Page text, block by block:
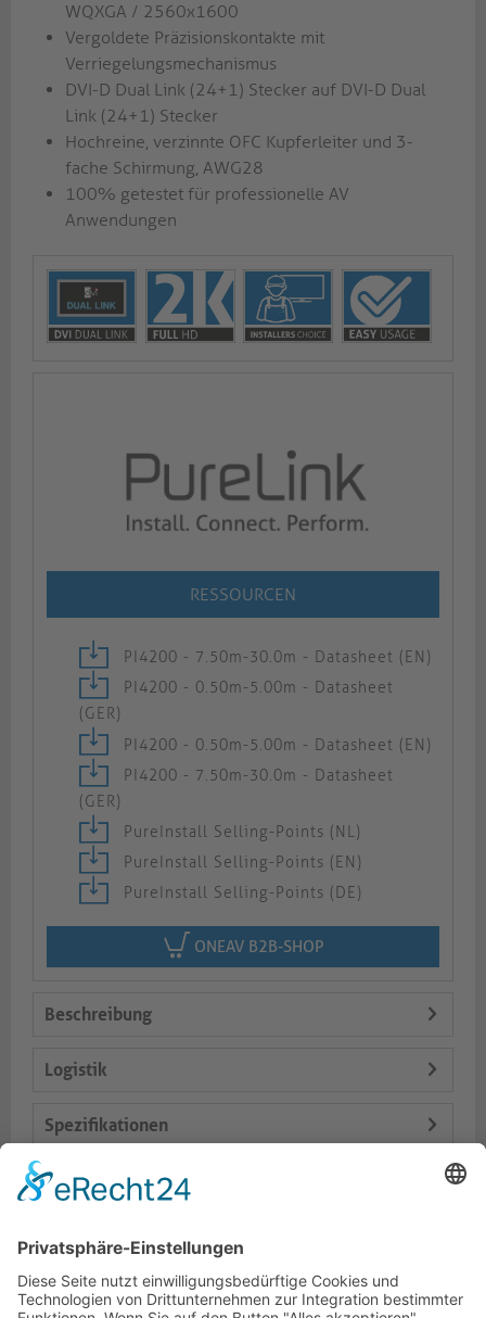
WQXGA / 2560x1600
Vergoldete Präzisionskontakte mit
Verriegelungsmechanismus
DVI-D Dual Link (24+1) Stecker auf DVI-D Dual
Link (24+1) Stecker
Hochreine, verzinnte OFC Kupferleiter und 3-
fache Schirmung, AWG28
100% getestet für professionelle AV
Anwendungen
RESSOURCEN
PI4200 - 7.50m-30.0m - Datasheet (EN)
PI4200 - 0.50m-5.00m - Datasheet
(GER)
PI4200 - 0.50m-5.00m - Datasheet (EN)
PI4200 - 7.50m-30.0m - Datasheet
(GER)
PureInstall Selling-Points (NL)
PureInstall Selling-Points (EN)
PureInstall Selling-Points (DE)
ONEAV B2B-SHOP
Beschreibung
Logistik
Spezifikationen
Lieferumfang
Dokumente